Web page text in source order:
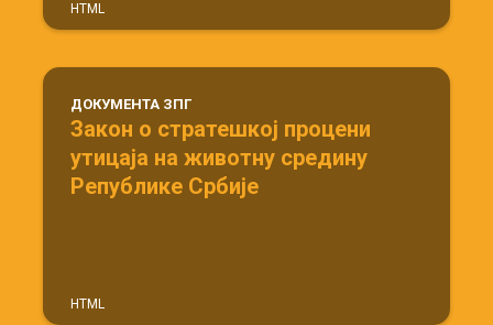
HTML
ДОКУМЕНТА ЗПГ
Закон о стратешкој процени
утицаја на животну средину
Републике Србије
HTML